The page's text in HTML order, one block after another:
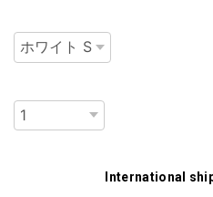
International